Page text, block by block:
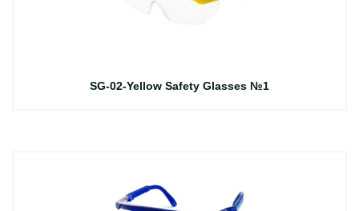
SG-02-Yellow Safety Glasses №1